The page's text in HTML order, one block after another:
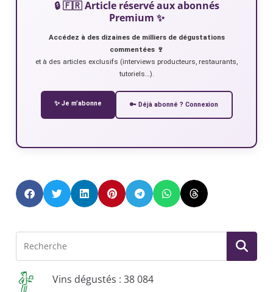
🔒 🇫🇷 Article réservé aux abonnés
Premium ✨
Accédez à des dizaines de milliers de dégustations
commentées 🍷
et à des articles exclusifs (interviews producteurs, restaurants,
tutoriels…).
✨ Je m’abonne 🔑 Déjà abonné ? Connexion
Vins dégustés : 38 084